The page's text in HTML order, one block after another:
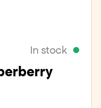
In stock